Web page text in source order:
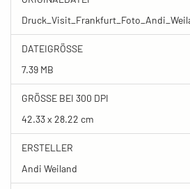
DATEIGRÖSSE
7.39 MB
GRÖSSE BEI 300 DPI
42.33 x 28.22 cm
ERSTELLER
Andi Weiland